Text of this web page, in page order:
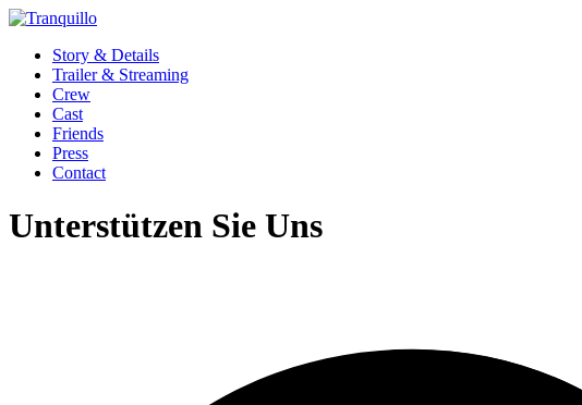
Story & Details
Trailer & Streaming
Crew
Cast
Friends
Press
Contact
Unterstützen Sie Uns